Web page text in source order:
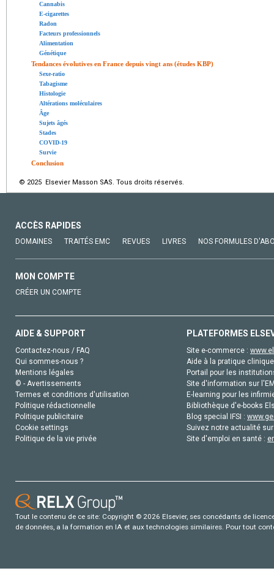
Cannabis
E-cigarettes
Radon
Facteurs professionnels
Alimentation
Génétique
Tendances évolutives en France depuis vingt ans (études KBP)
Sexe-ratio
Tabagisme
Histologie
Altérations moléculaires
Âge
Sujets âgés
Stades
COVID-19
Survie
Conclusion
© 2025 Elsevier Masson SAS. Tous droits réservés.
ACCÈS RAPIDES
DOMAINES TRAITÉS EMC REVUES LIVRES NOS FORMULES
MON COMPTE
CRÉER UN COMPTE
AIDE & SUPPORT
Contactez-nous / FAQ
Qui sommes-nous ?
Mentions légales
© - Avertissements
Termes et conditions d'utilisation
Politique rédactionnelle
Politique publicitaire
Cookie settings
Politique de la vie privée
PLATEFORMES
Site e-commerce :
Aide à la pratique
Portail pour les
Site d'information sur
E-learning pour les
Bibliothèque d'e-books
Blog special IFSI :
Suivez notre actualité
Site d'emploi en santé :
Tout le contenu de ce site: Copyright © 2026 Elsevier, ses concédants de
de données, a la formation en IA et aux technologies similaires. Pour tout